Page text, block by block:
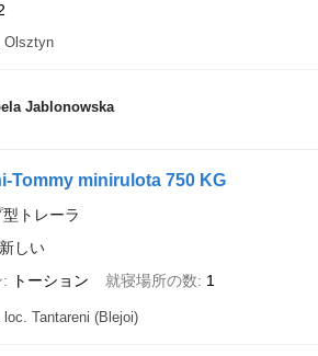
Olsztyn
Jablonowska
Tommy minirulota 750 KG
トレーラ
新しい
トーション 就寝場所の数 1
Tantareni (Blejoi)